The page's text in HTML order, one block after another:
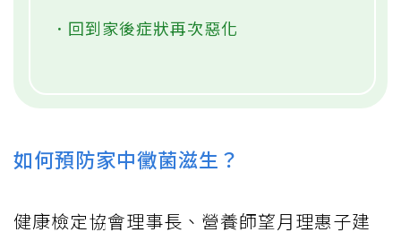
．回到家後症狀再次惡化
如何預防家中黴菌滋生？
健康檢定協會理事長、營養師望月理惠子建